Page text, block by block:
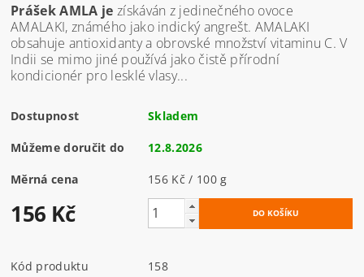
Prášek AMLA je získáván z jedinečného ovoce
AMALAKI, známého jako indický angrešt. AMALAKI
obsahuje antioxidanty a obrovské množství vitaminu C. V
Indii se mimo jiné používá jako čistě přírodní
kondicionér pro lesklé vlasy...
Dostupnost Skladem
Můžeme doručit do 12.8.2026
Měrná cena 156 Kč / 100 g
156 Kč
Kód produktu
158